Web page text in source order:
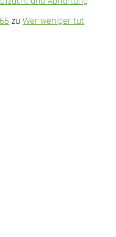
zuWer weniger tut